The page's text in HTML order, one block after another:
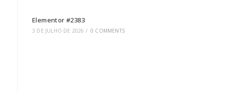
Elementor #2383
3 DE JULHO DE 2026 / 0 COMMENTS